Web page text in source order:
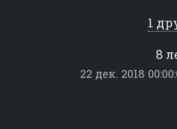
1
8
22 дек. 2018